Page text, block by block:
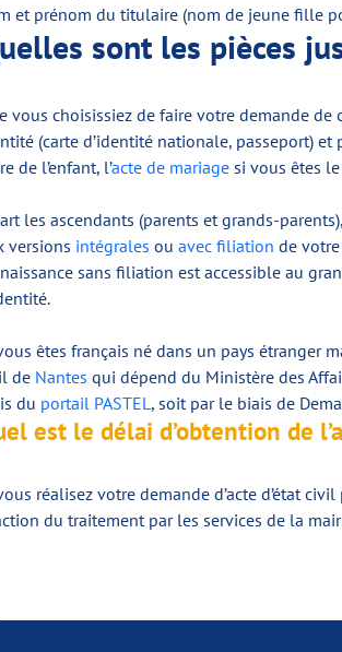
et prénom du titulaire (nom de jeune fille
sont les pièces
vous choisissiez de faire votre demande
(carte d’identité nationale, passeport)
de l’enfant, l’acte de mariage si vous êtes
les ascendants (parents et grands-
versions intégrales ou avec filiation de votre
sans filiation est accessible au
êtes français né dans un pays étranger
de Nantes qui dépend du Ministère des
du portail PASTEL, soit par le biais de
est le délai d’obtention de
réalisez votre demande d’acte d’état
du traitement par les services de la